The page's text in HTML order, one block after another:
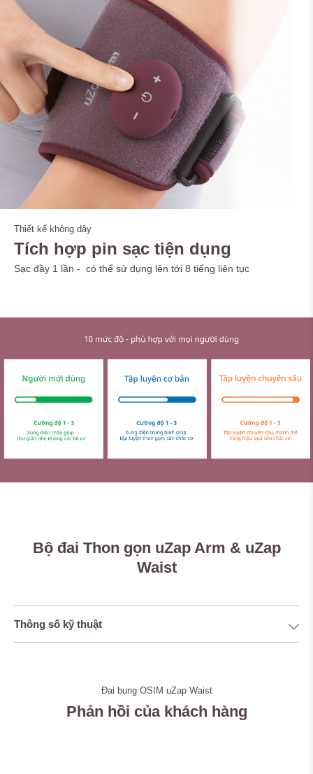
Thiết kế không dây
Tích hợp pin sạc tiện dụng
Sạc đầy 1 lần - có thể sử dụng lên tới 8 tiếng liên tục
Bộ đai Thon gọn uZap Arm & uZap
Waist
Thông số kỹ thuật
Đai bụng OSIM uZap Waist
Phản hồi của khách hàng